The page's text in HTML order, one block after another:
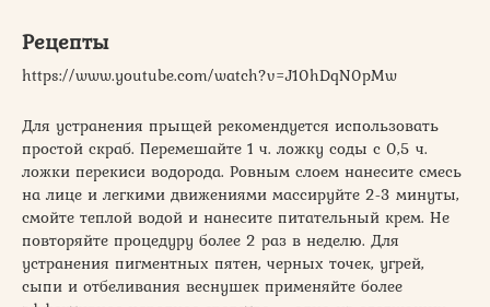
Рецепты
https://www.youtube.com/watch?v=J10hDqN0pMw
Для устранения прыщей рекомендуется использовать
простой скраб. Перемешайте 1 ч. ложку соды с 0,5 ч.
ложки перекиси водорода. Ровным слоем нанесите смесь
на лице и легкими движениями массируйте 2-3 минуты,
смойте теплой водой и нанесите питательный крем. Не
повторяйте процедуру более 2 раз в неделю. Для
устранения пигментных пятен, черных точек, угрей,
сыпи и отбеливания веснушек применяйте более